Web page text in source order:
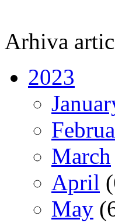
Arhiva
2023
March
April
May